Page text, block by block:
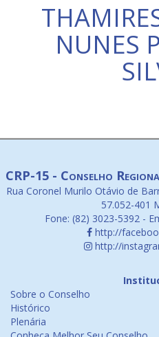
NUNES
CRP-15 - Conselho
Rua Coronel Murilo Otávio de
57.052-401
Fone: (82) 3023-5392 -
http://
http://
Sobre o Conselho
Histórico
Plenária